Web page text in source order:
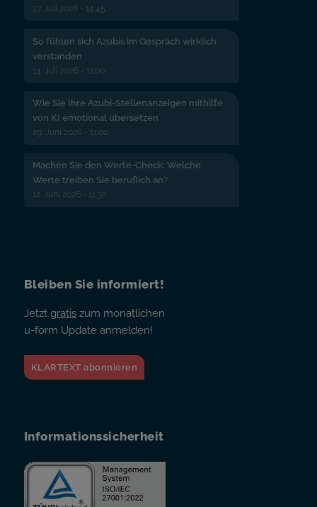
27. Juli 2026 - 14:45
So fühlen sich Azubis im Gespräch wirklich
verstanden
14. Juli 2026 - 11:00
Wie Sie Ihre Azubi-Stellenanzeigen mithilfe
von KI emotional übersetzen
29. Juni 2026 - 11:00
Machen Sie den Werte-Check: Welche
Werte treiben Sie beruflich an?
12. Juni 2026 - 11:30
Bleiben Sie informiert!
Jetzt gratiszum monatlichen
u-form Update anmelden!
KLARTEXT abonnieren
Informationssicherheit